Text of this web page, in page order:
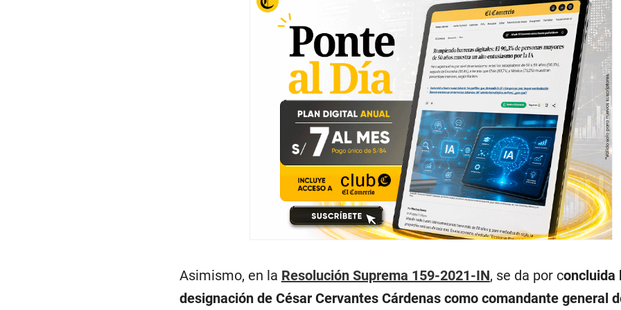
Asimismo, en la Resolución Suprema 159-2021-IN, se da por concluida
designación de César Cervantes Cárdenas como comandante general